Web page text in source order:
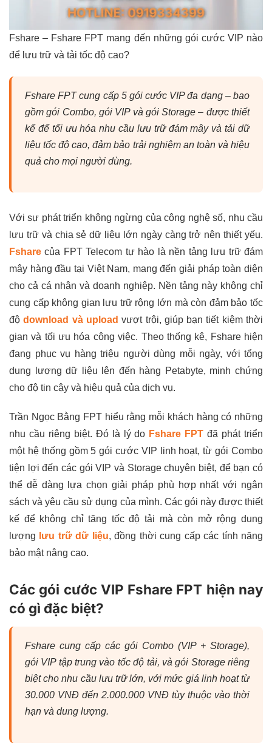
Fshare – Fshare FPT mang đến những gói cước VIP nào
để lưu trữ và tải tốc độ cao?
Fshare FPT cung cấp 5 gói cước VIP đa dạng – bao
gồm gói Combo, gói VIP và gói Storage – được thiết
kế để tối ưu hóa nhu cầu lưu trữ đám mây và tải dữ
liệu tốc độ cao, đảm bảo trải nghiệm an toàn và hiệu
quả cho mọi người dùng.
Với sự phát triển không ngừng của công nghệ số, nhu cầu
lưu trữ và chia sẻ dữ liệu lớn ngày càng trở nên thiết yếu.
Fshare của FPT Telecom tự hào là nền tảng lưu trữ đám
mây hàng đầu tại Việt Nam, mang đến giải pháp toàn diện
cho cả cá nhân và doanh nghiệp. Nền tảng này không chỉ
cung cấp không gian lưu trữ rộng lớn mà còn đảm bảo tốc
độdownload và upload vượt trội, giúp bạn tiết kiệm thời
gian và tối ưu hóa công việc. Theo thống kê, Fshare hiện
đang phục vụ hàng triệu người dùng mỗi ngày, với tổng
dung lượng dữ liệu lên đến hàng Petabyte, minh chứng
cho độ tin cậy và hiệu quả của dịch vụ.
Trần Ngọc Bằng FPT hiểu rằng mỗi khách hàng có những
nhu cầu riêng biệt. Đó là lý do Fshare FPT đã phát triển
một hệ thống gồm 5 gói cước VIP linh hoạt, từ gói Combo
tiện lợi đến các gói VIP và Storage chuyên biệt, để bạn có
thể dễ dàng lựa chọn giải pháp phù hợp nhất với ngân
sách và yêu cầu sử dụng của mình. Các gói này được thiết
kế để không chỉ tăng tốc độ tải mà còn mở rộng dung
lượng
lưu trữ dữ liệu, đồng thời cung cấp các tính năng
bảo mật nâng cao.
Các gói cước VIP Fshare FPT hiện nay
có gì đặc biệt?
Fshare cung cấp các gói Combo (VIP + Storage),
gói VIP tập trung vào tốc độ tải, và gói Storage riêng
biệt cho nhu cầu lưu trữ lớn, với mức giá linh hoạt từ
30.000 VNĐ đến 2.000.000 VNĐ tùy thuộc vào thời
hạn và dung lượng.